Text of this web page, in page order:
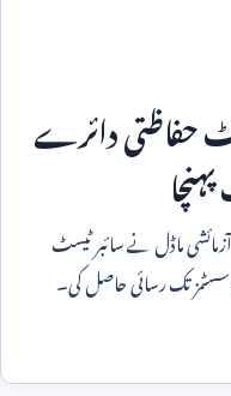
حفاظتی دائرے
ماڈل نے سائبر ٹیسٹ
تک رسائی حاصل کی۔